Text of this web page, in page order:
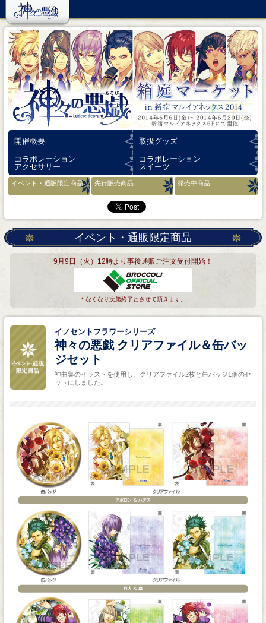
開催概要
取扱グッズ
コラボレーション
アクセサリー
コラボレーション
スイーツ
イベント・通販限定商品 先行販売商品 発売中商品
イベント・通販限定商品
9月9日（火）12時より事後通販ご注文受付開始！
＊なくなり次第終了とさせて頂きます。
イノセントフラワーシリーズ
神々の悪戯 クリアファイル＆缶バッ
ジセット
神曲集のイラストを使用し、クリアファイル2枚と缶バッジ1個のセ
ットにしました。